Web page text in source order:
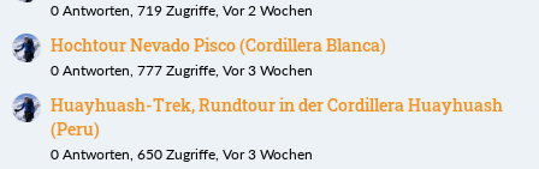
0 Antworten, 719 Zugriffe, Vor 2 Wochen
Hochtour Nevado Pisco (Cordillera Blanca)
0 Antworten, 777 Zugriffe, Vor 3 Wochen
Huayhuash-Trek, Rundtour in der Cordillera Huayhuash
(Peru)
0 Antworten, 650 Zugriffe, Vor 3 Wochen